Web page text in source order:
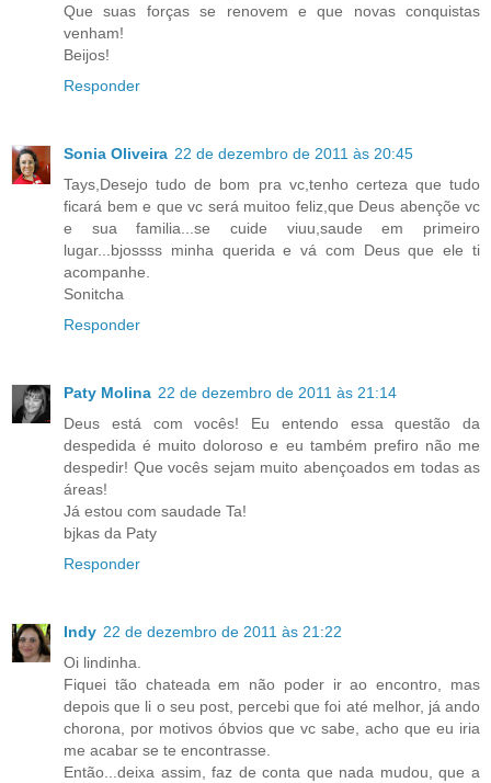
Que suas forças se renovem e que novas conquistas
venham!
Beijos!
Responder
Sonia Oliveira 22 de dezembro de 2011 às 20:45
Tays,Desejo tudo de bom pra vc,tenho certeza que tudo
ficará bem e que vc será muitoo feliz,que Deus abençõe vc
e sua familia...se cuide viuu,saude em primeiro
lugar...bjossss minha querida e vá com Deus que ele ti
acompanhe.
Sonitcha
Responder
Paty Molina 22 de dezembro de 2011 às 21:14
Deus está com vocês! Eu entendo essa questão da
despedida é muito doloroso e eu também prefiro não me
despedir! Que vocês sejam muito abençoados em todas as
áreas!
Já estou com saudade Ta!
bjkas da Paty
Responder
Indy 22 de dezembro de 2011 às 21:22
Oi lindinha.
Fiquei tão chateada em não poder ir ao encontro, mas
depois que li o seu post, percebi que foi até melhor, já ando
chorona, por motivos óbvios que vc sabe, acho que eu iria
me acabar se te encontrasse.
Então...deixa assim, faz de conta que nada mudou, que a